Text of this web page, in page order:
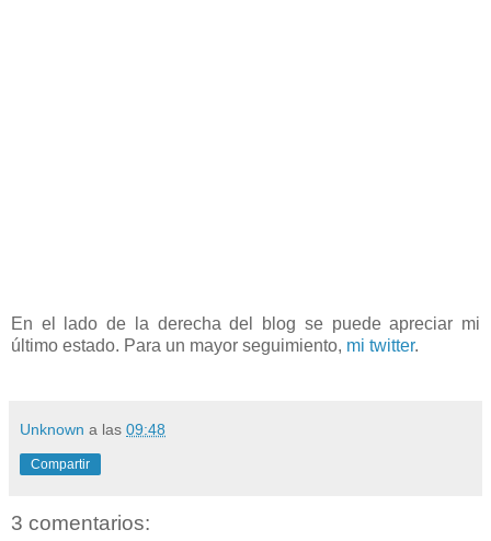
En el lado de la derecha del blog se puede apreciar mi
último estado. Para un mayor seguimiento, mi twitter.
Unknown a las 09:48
Compartir
3 comentarios: